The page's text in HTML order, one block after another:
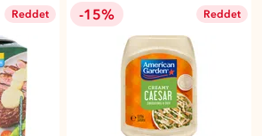
Reddet -15% Reddet